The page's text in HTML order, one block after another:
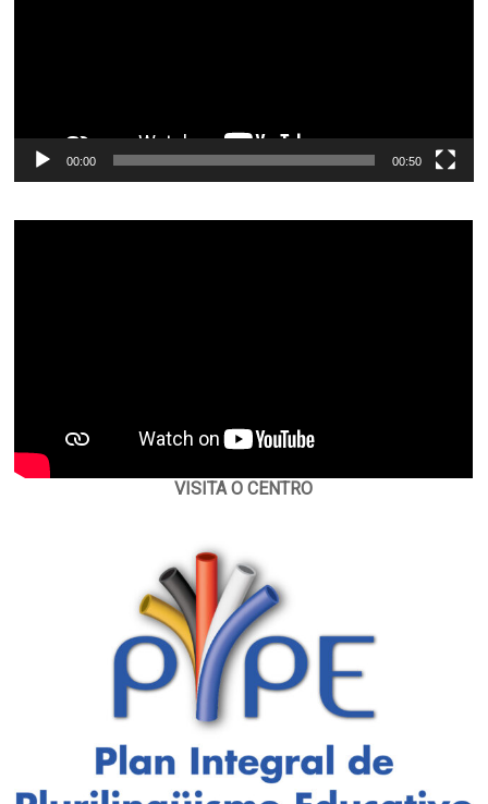
00:00 00:50
VISITA O CENTRO